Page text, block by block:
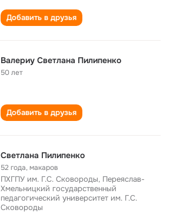
Добавить в друзья
Валериу Светлана Пилипенко
50 лет
Добавить в друзья
Светлана Пилипенко
52 года,макаров
ПХГПУ им. Г.С. Сковороды, Переяслав-
Хмельницкий государственный
педагогический университет им. Г.С.
Сковороды